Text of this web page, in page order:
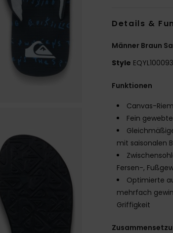
Details &
Männer Braun
Style EQYL100093
Funktionen
Canvas-
Fein
mit saisonalen
Fersen-,
Optimierte
mehrfach
Griffigkeit